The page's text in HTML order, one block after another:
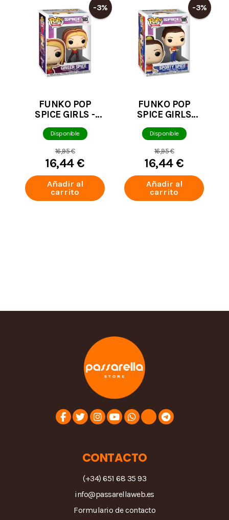
-3%
FUNKO POP
SPICE GIRLS -
503
Disponible
16,95 €
16,44 €
Añadir al
carrito
-3%
FUNKO POP
SPICE GIRLS
505
Disponible
16,95 €
16,44 €
Añadir al
carrito
CONTACTO
(+34) 651 68 35 93
info@passarellaweb.es
Formulario de contacto